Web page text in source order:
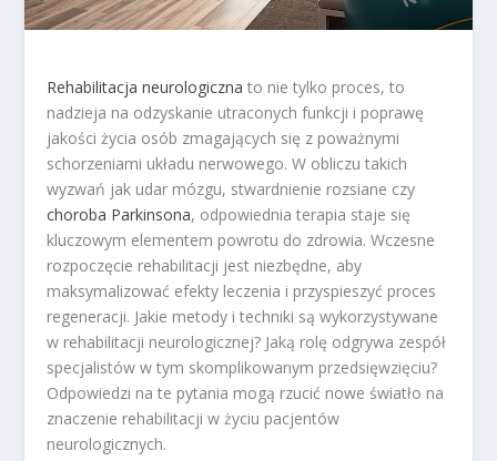
Rehabilitacja neurologiczna to nie tylko proces, to
nadzieja na odzyskanie utraconych funkcji i poprawę
jakości życia osób zmagających się z poważnymi
schorzeniami układu nerwowego. W obliczu takich
wyzwań jak udar mózgu, stwardnienie rozsiane czy
choroba Parkinsona, odpowiednia terapia staje się
kluczowym elementem powrotu do zdrowia. Wczesne
rozpoczęcie rehabilitacji jest niezbędne, aby
maksymalizować efekty leczenia i przyspieszyć proces
regeneracji. Jakie metody i techniki są wykorzystywane
w rehabilitacji neurologicznej? Jaką rolę odgrywa zespół
specjalistów w tym skomplikowanym przedsięwzięciu?
Odpowiedzi na te pytania mogą rzucić nowe światło na
znaczenie rehabilitacji w życiu pacjentów
neurologicznych.